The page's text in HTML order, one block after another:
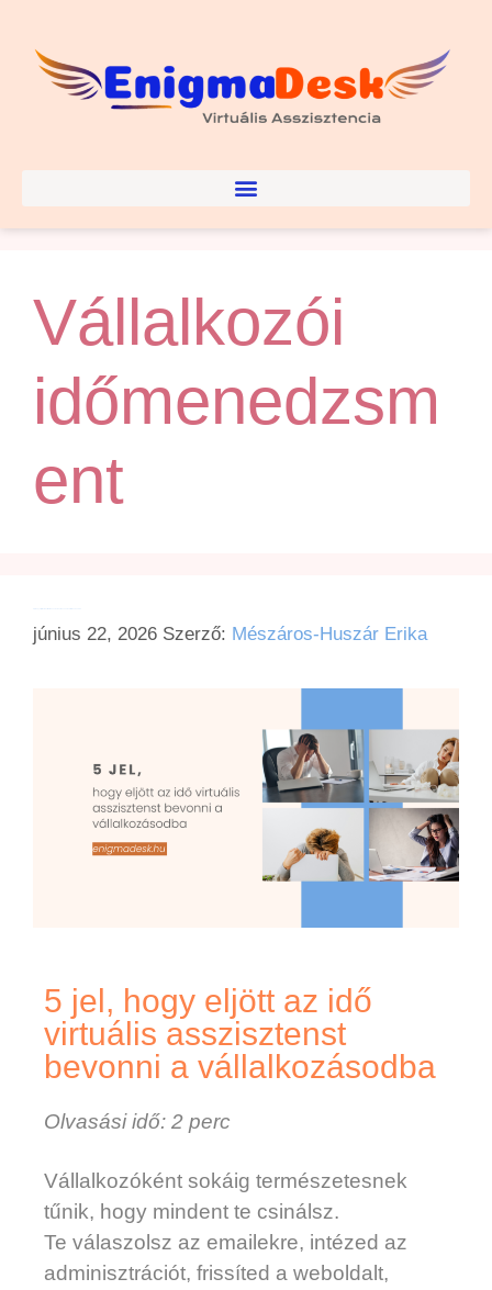
Vállalkozói
időmenedzsm
ent
június 22, 2026 Szerző: Mészáros-Huszár Erika
5 jel, hogy eljött az idő
virtuális asszisztenst
bevonni a vállalkozásodba
Olvasási idő: 2 perc
Vállalkozóként sokáig természetesnek
tűnik, hogy mindent te csinálsz.
Te válaszolsz az emailekre, intézed az
adminisztrációt, frissíted a weboldalt,